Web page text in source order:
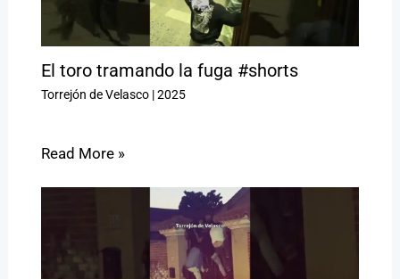
El toro tramando la fuga #shorts
Torrejón de Velasco|2025
Read More »